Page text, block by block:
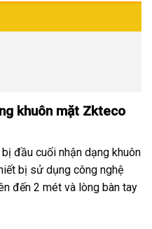
khuôn mặt Zkteco
đầu cuối nhận dạng khuôn
bị sử dụng công nghệ
đến 2 mét và lòng bàn tay